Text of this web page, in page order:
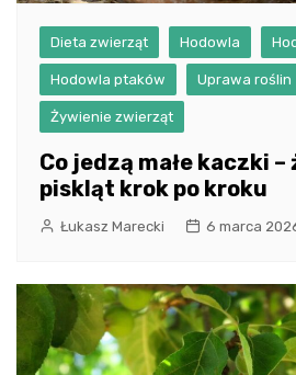
Dieta zwierząt Hodowla
Hodowla ptaków Uprawa roślin
Żywienie zwierząt
Co jedzą małe kaczki
piskląt krok po kroku
Łukasz Marecki 6 marca